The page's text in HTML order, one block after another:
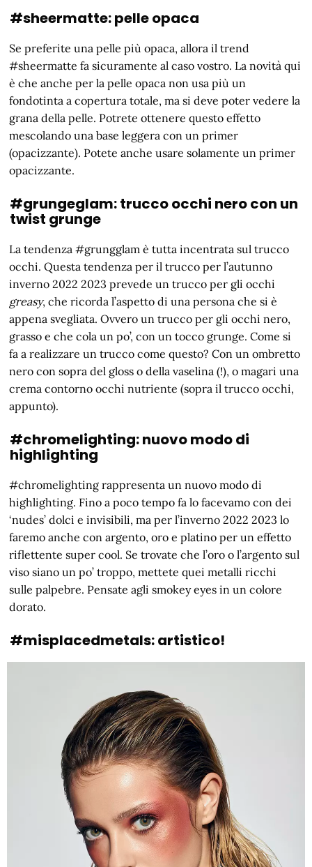
#sheermatte: pelle opaca
Se preferite una pelle più opaca, allora il trend
#sheermatte fa sicuramente al caso vostro. La novità qui
è che anche per la pelle opaca non usa più un
fondotinta a copertura totale, ma si deve poter vedere la
grana della pelle. Potrete ottenere questo effetto
mescolando una base leggera con un primer
(opacizzante). Potete anche usare solamente un primer
opacizzante.
#grungeglam: trucco occhi nero con un
twist grunge
La tendenza #grungglam è tutta incentrata sul trucco
occhi. Questa tendenza per il trucco per l’autunno
inverno 2022 2023 prevede un trucco per gli occhi
greasy, che ricorda l’aspetto di una persona che si è
appena svegliata. Ovvero un trucco per gli occhi nero,
grasso e che cola un po’, con un tocco grunge. Come si
fa a realizzare un trucco come questo? Con un ombretto
nero con sopra del gloss o della vaselina (!), o magari una
crema contorno occhi nutriente (sopra il trucco occhi,
appunto).
#chromelighting: nuovo modo di
highlighting
#chromelighting rappresenta un nuovo modo di
highlighting. Fino a poco tempo fa lo facevamo con dei
‘nudes’ dolci e invisibili, ma per l’inverno 2022 2023 lo
faremo anche con argento, oro e platino per un effetto
riflettente super cool. Se trovate che l’oro o l’argento sul
viso siano un po’ troppo, mettete quei metalli ricchi
sulle palpebre. Pensate agli smokey eyes in un colore
dorato.
#misplacedmetals: artistico!